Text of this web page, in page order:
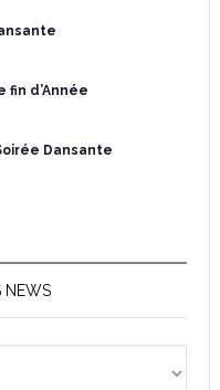
fin d’Année
Dansante
NEWS